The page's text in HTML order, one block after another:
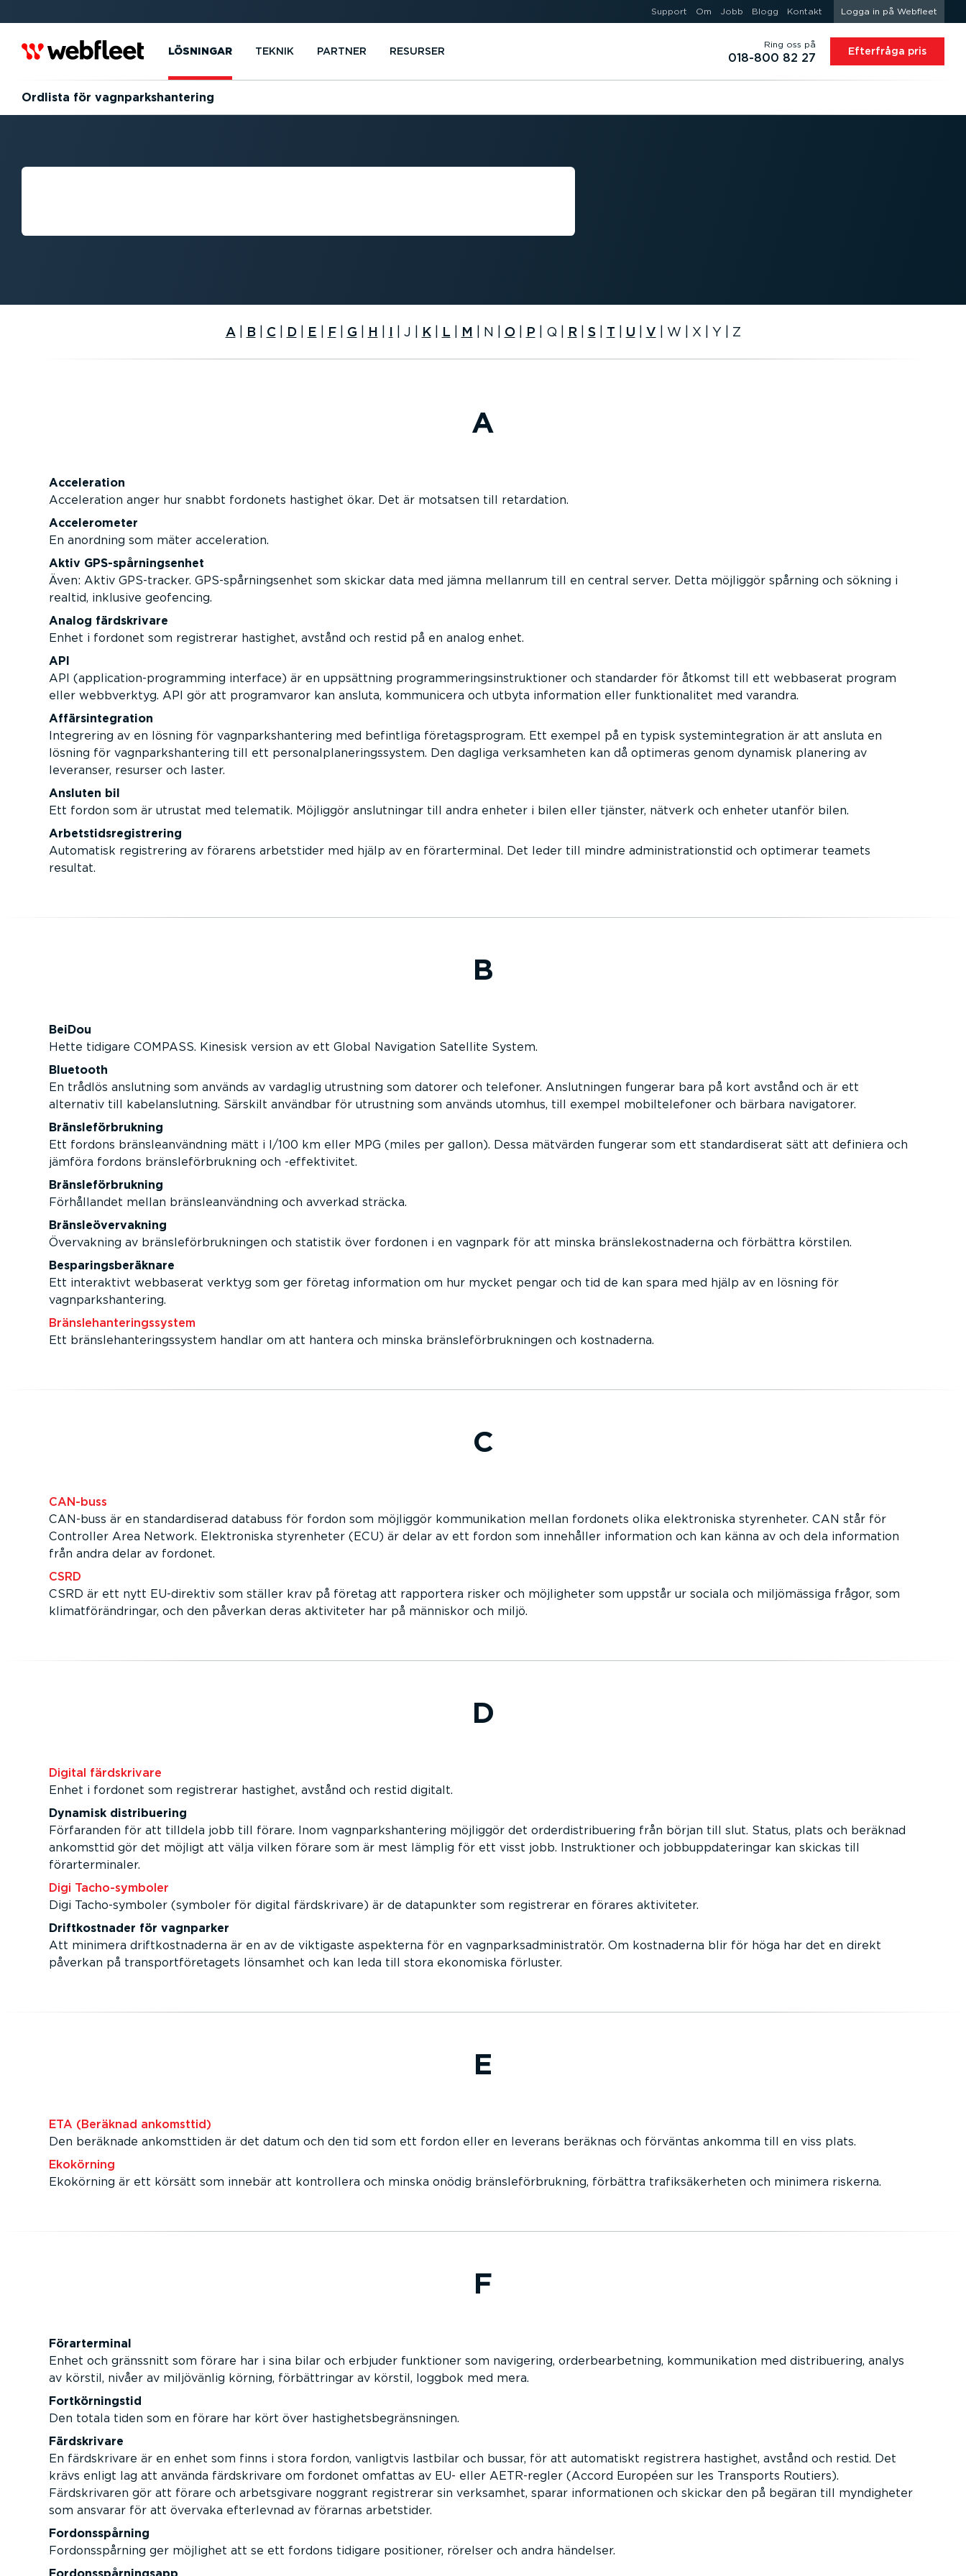
Support Om Jobb Blogg Kontakt Logga in på Webfleet
LÖSNINGAR TEKNIK PARTNER RESURSER
Ring oss på
018-800 82 27 Efterfråga pris
Ordlista för vagnparks­han­tering
VAGNPARKS­HAN­TERING
A B| C| D| E F| G H I J K| L M N O| P Q R| S| T U V W X Y| Z
A
Acceleration
Acceleration anger hur snabbt fordonets hastighet ökar. Det är motsatsen till retardation.
Accelerometer
En anordning som mäter acceleration.
Aktiv GPS-spårningsenhet
Även: Aktiv GPS-tracker. GPS-spårningsenhet som skickar data med jämna mellanrum till en central server. Detta möjliggör spårning och sökning i
realtid, inklusive geofencing.
Analog färdskrivare
Enhet i fordonet som registrerar hastighet, avstånd och restid på en analog enhet.
API
API (application-programming interface) är en uppsättning programmeringsinstruktioner och standarder för åtkomst till ett webbaserat program
eller webbverktyg. API gör att programvaror kan ansluta, kommunicera och utbyta information eller funktionalitet med varandra.
Affärsintegration
Integrering av en lösning för vagnparkshantering med befintliga företagsprogram. Ett exempel på en typisk systemintegration är att ansluta en
lösning för vagnparkshantering till ett personalplaneringssystem. Den dagliga verksamheten kan då optimeras genom dynamisk planering av
leveranser, resurser och laster.
Ansluten bil
Ett fordon som är utrustat med telematik. Möjliggör anslutningar till andra enheter i bilen eller tjänster, nätverk och enheter utanför bilen.
Arbetstidsregistrering
Automatisk registrering av förarens arbetstider med hjälp av en förarterminal. Det leder till mindre administrationstid och optimerar teamets
resultat.
B
BeiDou
Hette tidigare COMPASS. Kinesisk version av ett Global Navigation Satellite System.
Bluetooth
En trådlös anslutning som används av vardaglig utrustning som datorer och telefoner. Anslutningen fungerar bara på kort avstånd och är ett
alternativ till kabelanslutning. Särskilt användbar för utrustning som används utomhus, till exempel mobiltelefoner och bärbara navigatorer.
Bränsleförbrukning
Ett fordons bränsleanvändning mätt i l/100 km eller MPG (miles per gallon). Dessa mätvärden fungerar som ett standardiserat sätt att definiera och
jämföra fordons bränsleförbrukning och -effektivitet.
Bränsleförbrukning
Förhållandet mellan bränsleanvändning och avverkad sträcka.
Bränsleövervakning
Övervakning av bränsleförbrukningen och statistik över fordonen i en vagnpark för att minska bränslekostnaderna och förbättra körstilen.
Besparingsberäknare
Ett interaktivt webbaserat verktyg som ger företag information om hur mycket pengar och tid de kan spara med hjälp av en lösning för
vagnparkshantering.
Bränslehanteringssystem
Ett bränslehanteringssystem handlar om att hantera och minska bränsleförbrukningen och kostnaderna.
C
CAN-buss
CAN-buss är en standardiserad databuss för fordon som möjliggör kommunikation mellan fordonets olika elektroniska styrenheter. CAN står för
Controller Area Network. Elektroniska styrenheter (ECU) är delar av ett fordon som innehåller information och kan känna av och dela information
från andra delar av fordonet.
CSRD
CSRD är ett nytt EU-direktiv som ställer krav på företag att rapportera risker och möjligheter som uppstår ur sociala och miljömässiga frågor, som
klimatförändringar, och den påverkan deras aktiviteter har på människor och miljö.
D
Digital färdskrivare
Enhet i fordonet som registrerar hastighet, avstånd och restid digitalt.
Dynamisk distribuering
Förfaranden för att tilldela jobb till förare. Inom vagnparkshantering möjliggör det orderdistribuering från början till slut. Status, plats och beräknad
ankomsttid gör det möjligt att välja vilken förare som är mest lämplig för ett visst jobb. Instruktioner och jobbuppdateringar kan skickas till
förarterminaler.
Digi Tacho-symboler
Digi Tacho-symboler (symboler för digital färdskrivare) är de datapunkter som registrerar en förares aktiviteter.
Driftkostnader för vagnparker
Att minimera driftkostnaderna är en av de viktigaste aspekterna för en vagnparksadministratör. Om kostnaderna blir för höga har det en direkt
påverkan på transportföretagets lönsamhet och kan leda till stora ekonomiska förluster.
E
ETA (Beräknad ankomsttid)
Den beräknade ankomsttiden är det datum och den tid som ett fordon eller en leverans beräknas och förväntas ankomma till en viss plats.
Ekokörning
Ekokörning är ett körsätt som innebär att kontrollera och minska onödig bränsleförbrukning, förbättra trafiksäkerheten och minimera riskerna.
F
Förarterminal
Enhet och gränssnitt som förare har i sina bilar och erbjuder funktioner som navigering, orderbearbetning, kommunikation med distribuering, analys
av körstil, nivåer av miljövänlig körning, förbättringar av körstil, loggbok med mera.
Fortkörningstid
Den totala tiden som en förare har kört över hastighetsbegränsningen.
Färdskrivare
En färdskrivare är en enhet som finns i stora fordon, vanligtvis lastbilar och bussar, för att automatiskt registrera hastighet, avstånd och restid. Det
krävs enligt lag att använda färdskrivare om fordonet omfattas av EU- eller AETR-regler (Accord Européen sur les Transports Routiers).
Färdskrivaren gör att förare och arbetsgivare noggrant registrerar sin verksamhet, sparar informationen och skickar den på begäran till myndigheter
som ansvarar för att övervaka efterlevnad av förarnas arbetstider.
Fordonsspårning
Fordonsspårning ger möjlighet att se ett fordons tidigare positioner, rörelser och andra händelser.